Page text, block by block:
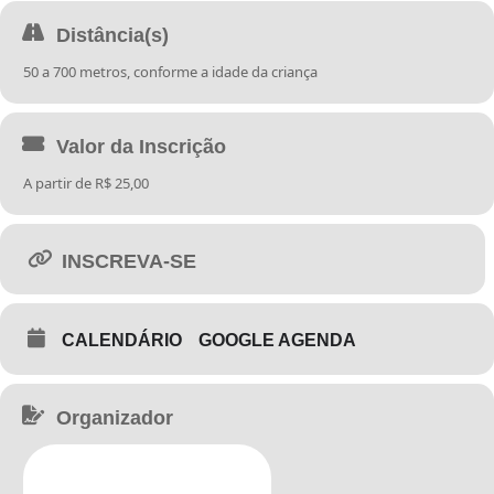
kit lanche pós prova.
bateria, separadas por idade e sexo. Medalha para todos os
participantes inscritos que completarem regularmente a prova.
Apoio de Comunicação:Clube FM, CB Dooh e TV Brasília
Distância(s)
50 a 700 metros, conforme a idade da criança
Valor da Inscrição
A partir de R$ 25,00
INSCREVA-SE
CALENDÁRIO GOOGLE AGENDA
Organizador